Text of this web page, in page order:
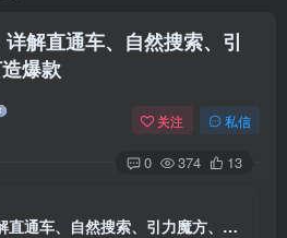
解直通车、自然搜索、引
爆款
关注 私信
0 374 13
2024淘宝电商课程：详解直通车、自然搜索、引力魔方、万相台，打造爆款